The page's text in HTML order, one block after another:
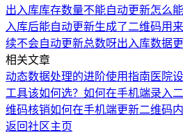
出入库库存数量不能自动更新怎么
入库后能自动更新生成了二维码用
续不会自动更新总数呀出入库数据
相关文章
动态数据处理的进阶使用指南 医院
工具该如何选？ 如何在手机端录入
维码核销如何在手机端更新二维码
返回社区主页